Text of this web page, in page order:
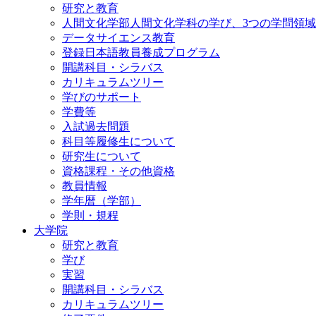
研究と教育
人間文化学部人間文化学科の学び、3つの学問領
データサイエンス教育
登録日本語教員養成プログラム
開講科目・シラバス
カリキュラムツリー
学びのサポート
学費等
入試過去問題
科目等履修生について
研究生について
資格課程・その他資格
教員情報
学年暦（学部）
学則・規程
大学院
研究と教育
学び
実習
開講科目・シラバス
カリキュラムツリー